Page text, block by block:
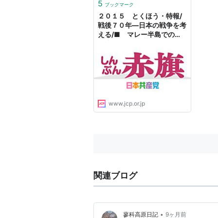
5 ブックマーク
２０１５ とくほう・特報/
戦後７０年―日本の戦争を考
える/■ マレー半島での華
www.jcp.or.jp
関連ブログ
蓼科高原日記 • 9ヶ月前